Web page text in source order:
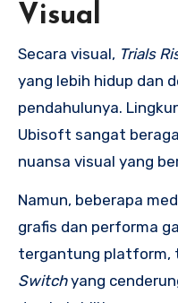
Visual
Secara visual, Trials
yang lebih hidup dan
pendahulunya.
Ubisoft sangat
nuansa visual yang
Namun, beberapa
grafis dan performa
tergantung platform,
Switchyang